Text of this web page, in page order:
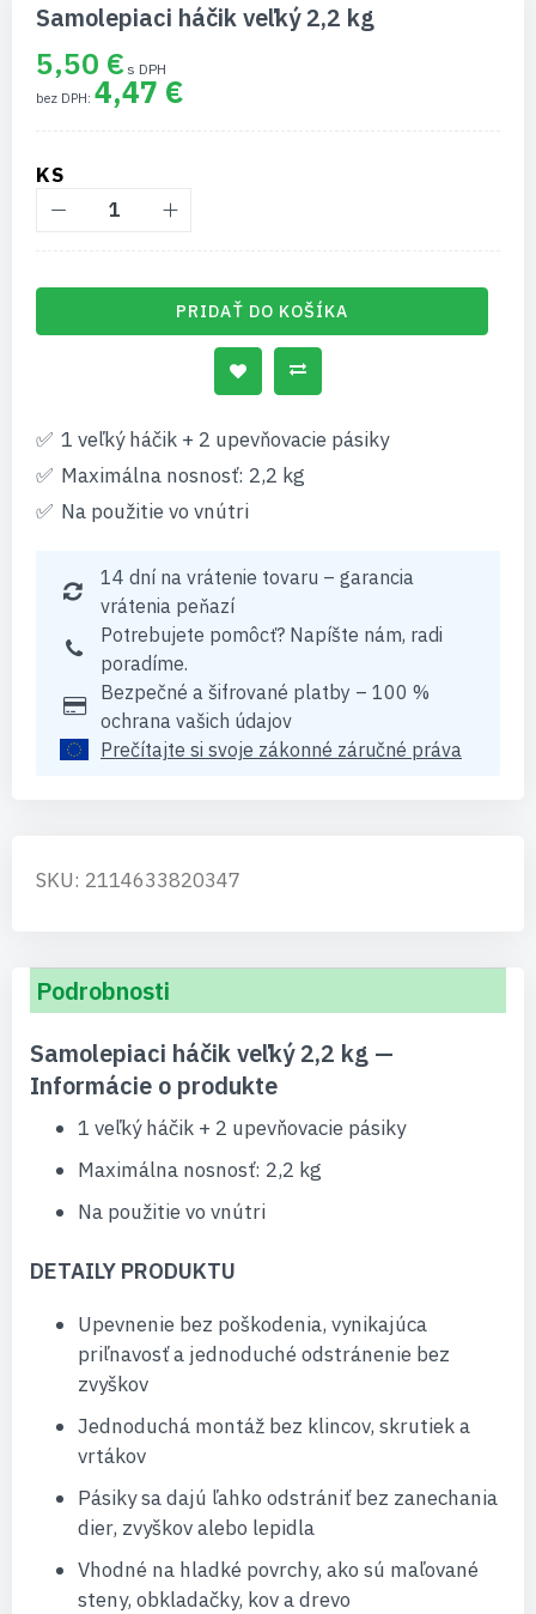
začiatok
galérie
obrázkov
Samolepiaci háčik veľký 2,2 kg
5,50 €
4,47 €
KS
PRIDAŤ DO KOŠÍKA
1 veľký háčik + 2 upevňovacie pásiky
Maximálna nosnosť: 2,2 kg
Na použitie vo vnútri
14 dní na vrátenie tovaru – garancia
vrátenia peňazí
Potrebujete pomôcť? Napíšte nám, radi
poradíme.
Bezpečné a šifrované platby – 100 %
ochrana vašich údajov
Prečítajte si svoje zákonné záručné práva
SKU: 2114633820347
Podrobnosti
Samolepiaci háčik veľký 2,2 kg —
Informácie o produkte
1 veľký háčik + 2 upevňovacie pásiky
Maximálna nosnosť: 2,2 kg
Na použitie vo vnútri
DETAILY PRODUKTU
Upevnenie bez poškodenia, vynikajúca
priľnavosť a jednoduché odstránenie bez
zvyškov
Jednoduchá montáž bez klincov, skrutiek a
vrtákov
Pásiky sa dajú ľahko odstrániť bez zanechania
dier, zvyškov alebo lepidla
Vhodné na hladké povrchy, ako sú maľované
steny, obkladačky, kov a drevo